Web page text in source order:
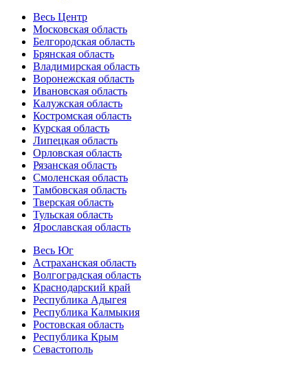
Весь Центр
Московская область
Белгородская область
Брянская область
Владимирская область
Воронежская область
Ивановская область
Калужская область
Костромская область
Курская область
Липецкая область
Орловская область
Рязанская область
Смоленская область
Тамбовская область
Тверская область
Тульская область
Ярославская область
Весь Юг
Астраханская область
Волгоградская область
Краснодарский край
Республика Адыгея
Республика Калмыкия
Ростовская область
Республика Крым
Севастополь